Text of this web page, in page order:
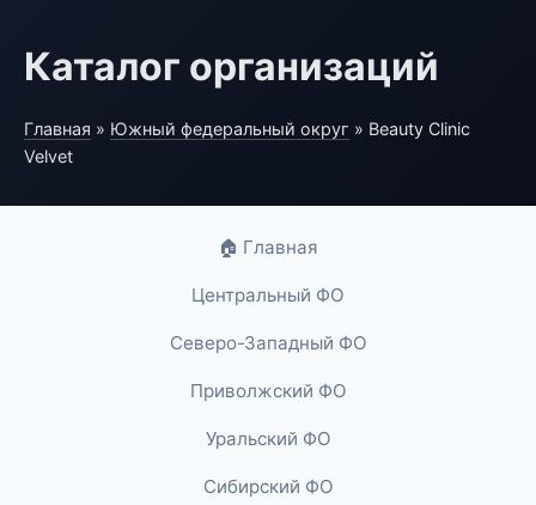
Каталог организаций
Главная » Южный федеральный округ » Beauty Clinic
Velvet
🏠 Главная
Центральный ФО
Северо-Западный ФО
Приволжский ФО
Уральский ФО
Сибирский ФО